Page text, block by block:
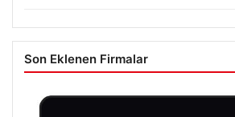
Son Eklenen Firmalar